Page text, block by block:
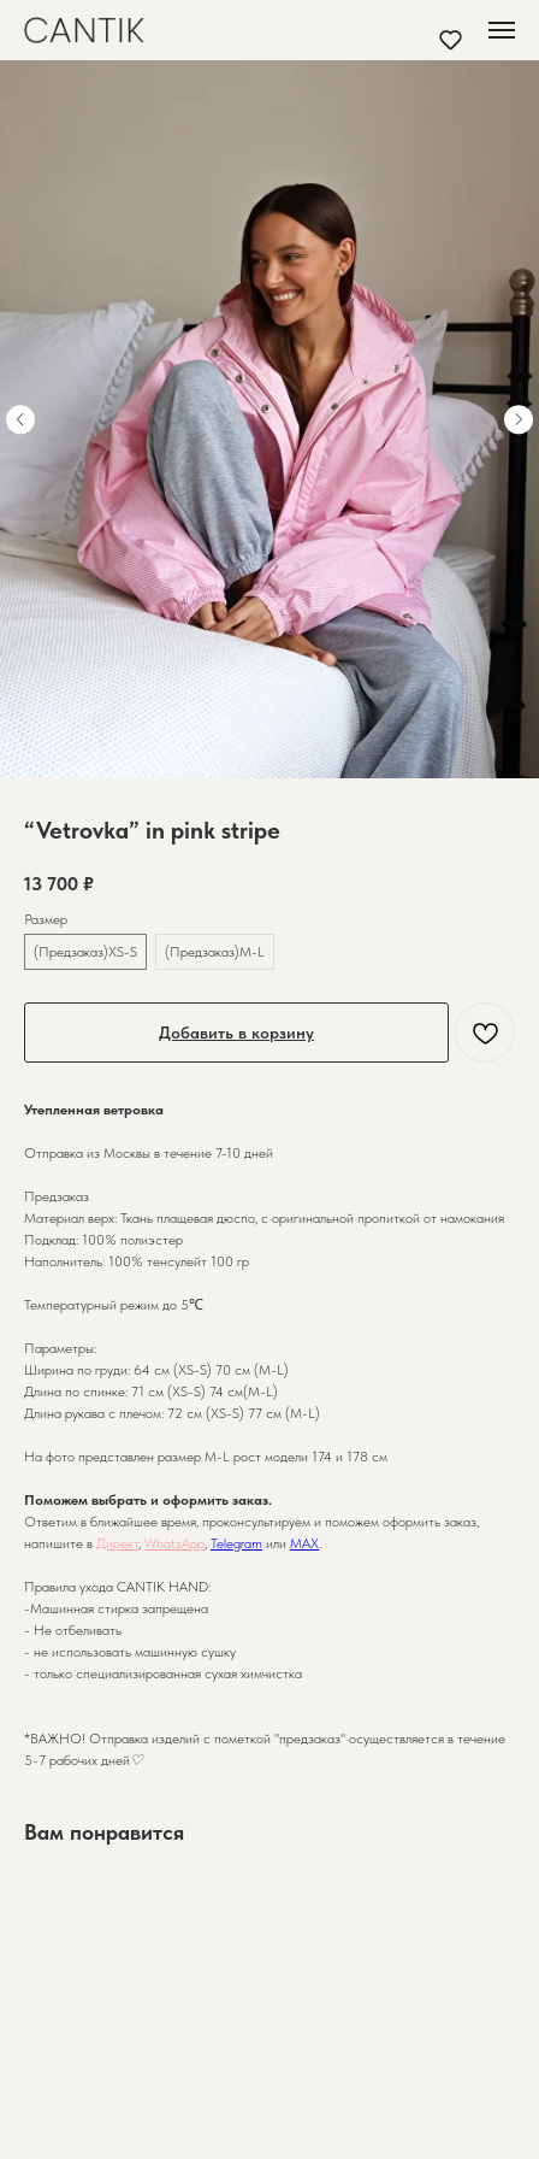
“Vetrovka” in pink stripe
13 700 ₽
Размер
(Предзаказ)XS-S
(Предзаказ)M-L
Добавить в корзину
Утепленная ветровка
Отправка из Москвы в течение 7-10 дней
Предзаказ
Материал верх: Ткань плащевая дюспо, с оригинальной пропиткой от намокания
Подклад: 100% полиэстер
Наполнитель: 100% тенсулейт 100 гр
Температурный режим до 5℃
Параметры:
Ширина по груди: 64 см (XS-S) 70 см (M-L)
Длина по спинке: 71 см (XS-S) 74 см(M-L)
Длина рукава с плечом: 72 см (XS-S) 77 см (M-L)
На фото представлен размер M-L рост модели 174 и 178 см
Поможем выбрать и оформить заказ.
Ответим в ближайшее время, проконсультируем и поможем оформить заказ,
напишите в Директ, WhatsApp, Telegram или MAX.
Правила ухода CANTIK HAND:
-Машинная стирка запрещена
- Не отбеливать
- не использовать машинную сушку
- только специализированная сухая химчистка
*ВАЖНО! Отправка изделий с пометкой "предзаказ" осуществляется в течение
5-7 рабочих дней ♡︎
Вам понравится